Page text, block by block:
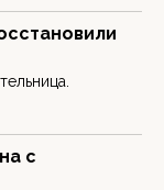
с